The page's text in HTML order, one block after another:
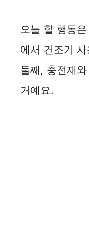
오늘 할 행동
에서 건조기
둘째, 충전재
거예요.